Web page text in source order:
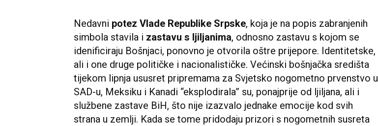
Nedavni potez Vlade Republike Srpske, koja je na popis zabranjenih
simbola stavila i zastavu s ljiljanima, odnosno zastavu s kojom se
idenificiraju Bošnjaci, ponovno je otvorila oštre prijepore. Identitetske,
ali i one druge političke i nacionalističke. Većinski bošnjačka središta
tijekom lipnja ususret pripremama za Svjetsko nogometno prvenstvo u
SAD-u, Meksiku i Kanadi “eksplodirala” su, ponajprije od ljiljana, ali i
službene zastave BiH, što nije izazvalo jednake emocije kod svih
strana u zemlji. Kada se tome pridodaju prizori s nogometnih susreta